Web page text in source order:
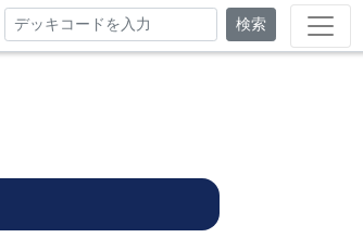
検索